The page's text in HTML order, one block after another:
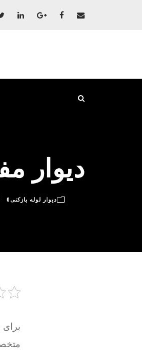
دیوار
دیوار لوله بازکنی0
برای